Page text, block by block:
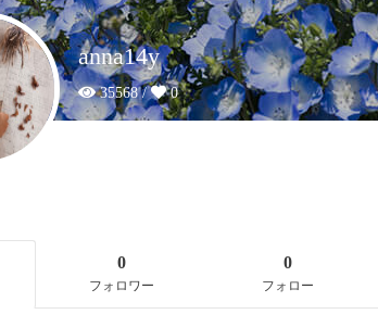
anna14y
35568 / 0
0
フォロワー
0
フォロー